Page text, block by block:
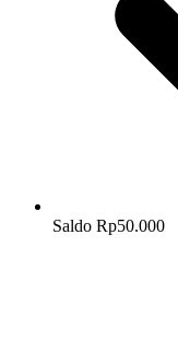
Saldo Rp50.000